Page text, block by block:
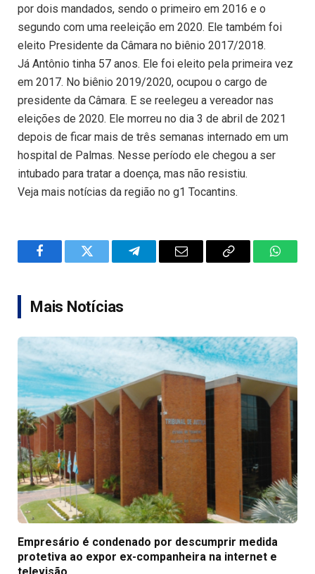
por dois mandados, sendo o primeiro em 2016 e o
segundo com uma reeleição em 2020. Ele também foi
eleito Presidente da Câmara no biênio 2017/2018.
Já Antônio tinha 57 anos. Ele foi eleito pela primeira vez
em 2017. No biênio 2019/2020, ocupou o cargo de
presidente da Câmara. E se reelegeu a vereador nas
eleições de 2020. Ele morreu no dia 3 de abril de 2021
depois de ficar mais de três semanas internado em um
hospital de Palmas. Nesse período ele chegou a ser
intubado para tratar a doença, mas não resistiu.
Veja mais notícias da região no g1 Tocantins.
FacebookTwitter TelegramEmail
Copy
Mais Notícias
Empresário é condenado por descumprir medida
protetiva ao expor ex-companheira na internet e